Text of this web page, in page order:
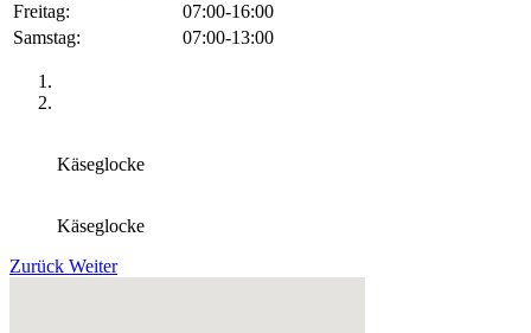
Freitag:
07:00-16:00
Samstag:
07:00-13:00
Käseglocke
Käseglocke
Zurück Weiter